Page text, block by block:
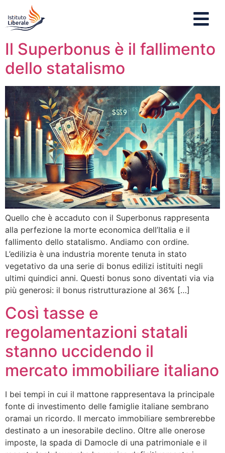
Il Superbonus è il fallimento
dello statalismo
Quello che è accaduto con il Superbonus rappresenta
alla perfezione la morte economica dell’Italia e il
fallimento dello statalismo. Andiamo con ordine.
L’edilizia è una industria morente tenuta in stato
vegetativo da una serie di bonus edilizi istituiti negli
ultimi quindici anni. Questi bonus sono diventati via via
più generosi: il bonus ristrutturazione al 36% […]
Così tasse e
regolamentazioni statali
stanno uccidendo il
mercato immobiliare italiano
I bei tempi in cui il mattone rappresentava la principale
fonte di investimento delle famiglie italiane sembrano
oramai un ricordo. Il mercato immobiliare sembrerebbe
destinato a un inesorabile declino. Oltre alle onerose
imposte, la spada di Damocle di una patrimoniale e il